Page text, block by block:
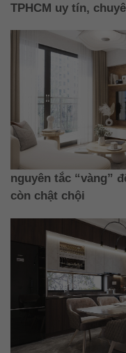
TPHCM uy tín,
nguyên tắc “vàng”
còn chật chội